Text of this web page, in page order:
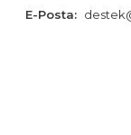
E-Posta: